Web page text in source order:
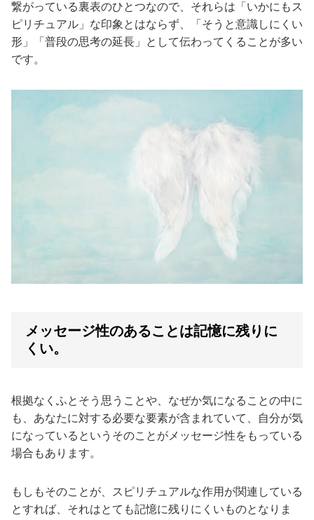
繋がっている裏表のひとつなので、それらは「いかにもス
ピリチュアル」な印象とはならず、「そうと意識しにくい
形」「普段の思考の延長」として伝わってくることが多い
です。
メッセージ性のあることは記憶に残りに
くい。
根拠なくふとそう思うことや、なぜか気になることの中に
も、あなたに対する必要な要素が含まれていて、自分が気
になっているというそのことがメッセージ性をもっている
場合もあります。
もしもそのことが、スピリチュアルな作用が関連している
とすれば、それはとても記憶に残りにくいものとなりま